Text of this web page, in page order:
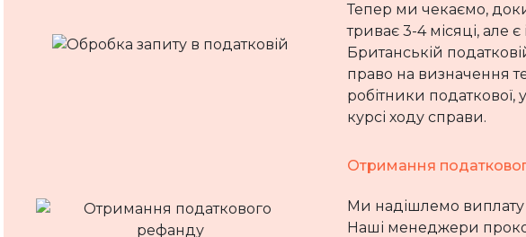
Тепер ми чекаємо,
триває 3-4 місяці, але
Британській
право на визначення
робітники
курсі ходу справи.
Отримання
Ми надішлемо виплату
Наші менеджери